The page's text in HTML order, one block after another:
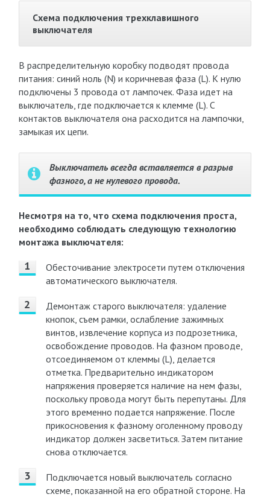
Схема подключения трехклавишного
выключателя
В распределительную коробку подводят провода
питания: синий ноль (N) и коричневая фаза (L). К нулю
подключены 3 провода от лампочек. Фаза идет на
выключатель, где подключается к клемме (L). С
контактов выключателя она расходится на лампочки,
замыкая их цепи.
Выключатель всегда вставляется в разрыв
фазного, а не нулевого провода.
Несмотря на то, что схема подключения проста,
необходимо соблюдать следующую технологию
монтажа выключателя:
Обесточивание электросети путем отключения
автоматического выключателя.
Демонтаж старого выключателя: удаление
кнопок, съем рамки, ослабление зажимных
винтов, извлечение корпуса из подрозетника,
освобождение проводов. На фазном проводе,
отсоединяемом от клеммы (L), делается
отметка. Предварительно индикатором
напряжения проверяется наличие на нем фазы,
поскольку провода могут быть перепутаны. Для
этого временно подается напряжение. После
прикосновения к фазному оголенному проводу
индикатор должен засветиться. Затем питание
снова отключается.
Подключается новый выключатель согласно
схеме, показанной на его обратной стороне. На